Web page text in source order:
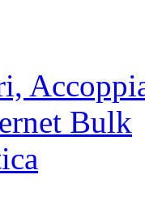
Bulk